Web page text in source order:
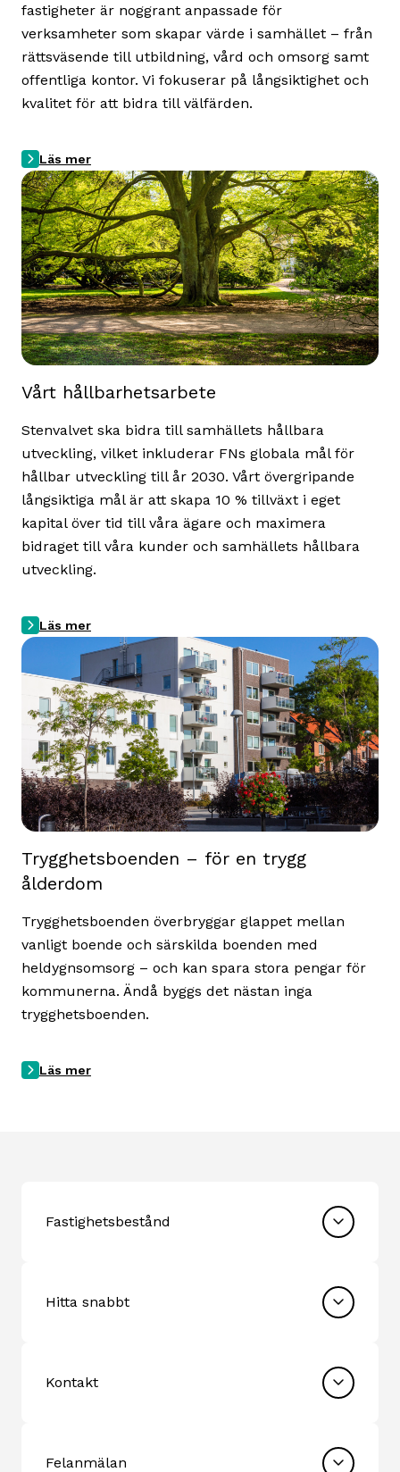
fastigheter är noggrant anpassade för
verksamheter som skapar värde i samhället – från
rättsväsende till utbildning, vård och omsorg samt
offentliga kontor. Vi fokuserar på långsiktighet och
kvalitet för att bidra till välfärden.
Läs mer
Vårt hållbarhetsarbete
Stenvalvet ska bidra till samhällets hållbara
utveckling, vilket inkluderar FNs globala mål för
hållbar utveckling till år 2030. Vårt övergripande
långsiktiga mål är att skapa 10 % tillväxt i eget
kapital över tid till våra ägare och maximera
bidraget till våra kunder och samhällets hållbara
utveckling.
Läs mer
Trygghetsboenden – för en trygg
ålderdom
Trygghetsboenden överbryggar glappet mellan
vanligt boende och särskilda boenden med
heldygnsomsorg – och kan spara stora pengar för
kommunerna. Ändå byggs det nästan inga
trygghetsboenden.
Läs mer
Fastighetsbestånd
Hitta snabbt
Kontakt
Felanmälan